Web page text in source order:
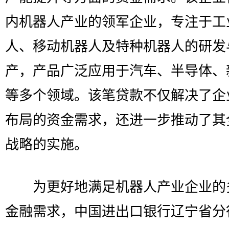
内机器人产业的领军企业，专注于
人、移动机器人及特种机器人的研
产，产品广泛应用于汽车、半导体
等多个领域。该笔贷款不仅解决了
布局的资金需求，还进一步推动了
战略的实施。
为更好地满足机器人产业企业的
金融需求，中国进出口银行辽宁省